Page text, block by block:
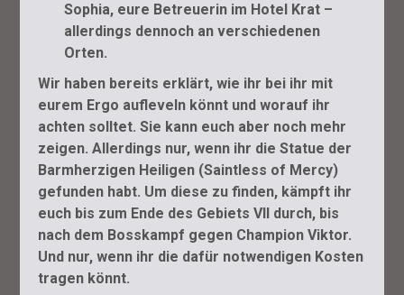
Sophia, eure Betreuerin im Hotel Krat –
allerdings dennoch an verschiedenen
Orten.
Wir haben bereits erklärt, wie ihr bei ihr mit
eurem Ergo aufleveln könnt und worauf ihr
achten solltet. Sie kann euch aber noch mehr
zeigen. Allerdings nur, wenn ihr die Statue der
Barmherzigen Heiligen (Saintless of Mercy)
gefunden habt. Um diese zu finden, kämpft ihr
euch bis zum Ende des Gebiets VII durch, bis
nach dem Bosskampf gegen Champion Viktor.
Und nur, wenn ihr die dafür notwendigen Kosten
tragen könnt.